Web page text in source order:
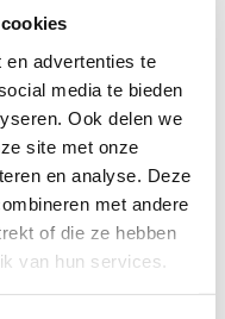
en advertenties te
media te bieden
Ook delen we
site met onze
en analyse. Deze
met andere
of die ze hebben
van hun services.
het door het
project van prof.
richt
van
is
van